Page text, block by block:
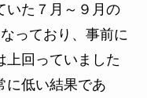
いた７月～９月の
っており、事前に
上回っていました
に低い結果であ